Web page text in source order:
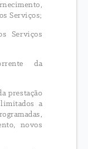
Serviços;
Serviços
da
prestação
a
novos